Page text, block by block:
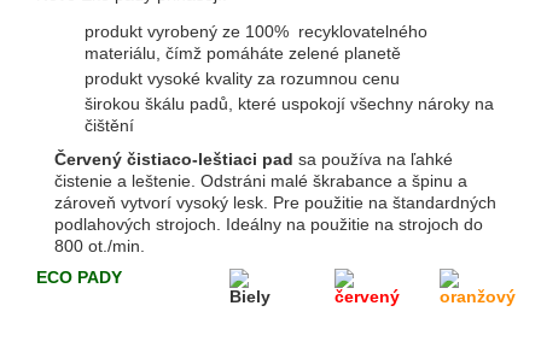
produkt vyrobený ze 100% recyklovatelného
materiálu, čímž pomáháte zelené planetě
produkt vysoké kvality za rozumnou cenu
širokou škálu padů, které uspokojí všechny nároky na
čištění
Červený čistiaco-leštiaci pad sa používa na ľahké
čistenie a leštenie. Odstráni malé škrabance a špinu a
zároveň vytvorí vysoký lesk. Pre použitie na štandardných
podlahových strojoch. Ideálny na použitie na strojoch do
800 ot./min.
ECO PADY
Biely
červený oranžový